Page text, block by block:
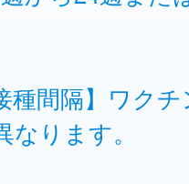
種間隔】ワク
ります。